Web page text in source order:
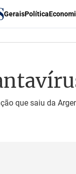
GeraisPolítica
que saiu da